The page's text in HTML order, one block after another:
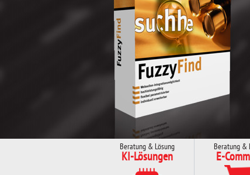
Beratung & Lösung
KI-Lösungen
Beratung &
E-